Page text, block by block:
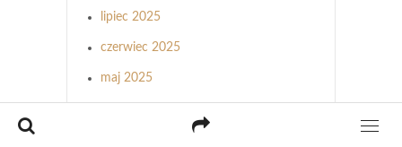
lipiec 2025
czerwiec 2025
maj 2025